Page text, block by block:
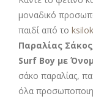
μοναδικό
παιδί από το
Παραλίας
Surf Boy με
σάκο παραλίας,
όλα